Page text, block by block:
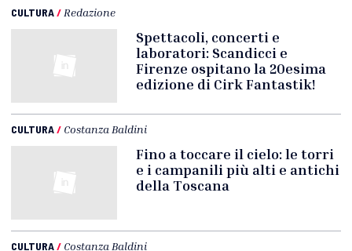
CULTURA/ Redazione
Spettacoli, concerti e
laboratori: Scandicci e
Firenze ospitano la 20esima
edizione di Cirk Fantastik!
CULTURA/ Costanza Baldini
Fino a toccare il cielo: le torri
e i campanili più alti e antichi
della Toscana
CULTURA/ Costanza Baldini